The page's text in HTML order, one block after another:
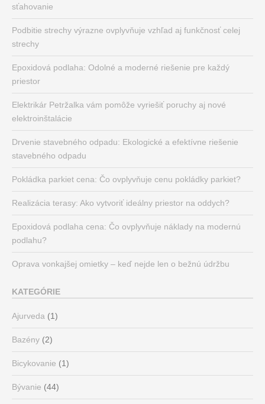
sťahovanie
Podbitie strechy výrazne ovplyvňuje vzhľad aj funkčnosť celej
strechy
Epoxidová podlaha: Odolné a moderné riešenie pre každý
priestor
Elektrikár Petržalka vám pomôže vyriešiť poruchy aj nové
elektroinštalácie
Drvenie stavebného odpadu: Ekologické a efektívne riešenie
stavebného odpadu
Pokládka parkiet cena: Čo ovplyvňuje cenu pokládky parkiet?
Realizácia terasy: Ako vytvoriť ideálny priestor na oddych?
Epoxidová podlaha cena: Čo ovplyvňuje náklady na modernú
podlahu?
Oprava vonkajšej omietky – keď nejde len o bežnú údržbu
KATEGÓRIE
Ajurveda (1)
Bazény (2)
Bicykovanie (1)
Bývanie (44)